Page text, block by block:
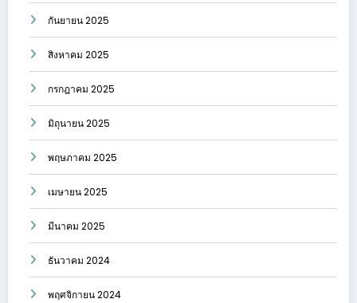
กันยายน 2025
สิงหาคม 2025
กรกฎาคม 2025
มิถุนายน 2025
พฤษภาคม 2025
เมษายน 2025
มีนาคม 2025
ธันวาคม 2024
พฤศจิกายน 2024